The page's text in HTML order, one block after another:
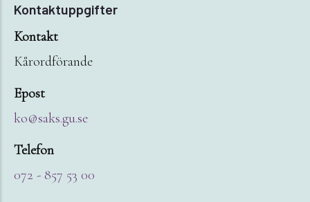
Kontaktuppgifter
Kontakt
Kårordförande
Epost
ko@saks.gu.se
Telefon
072 - 857 53 00